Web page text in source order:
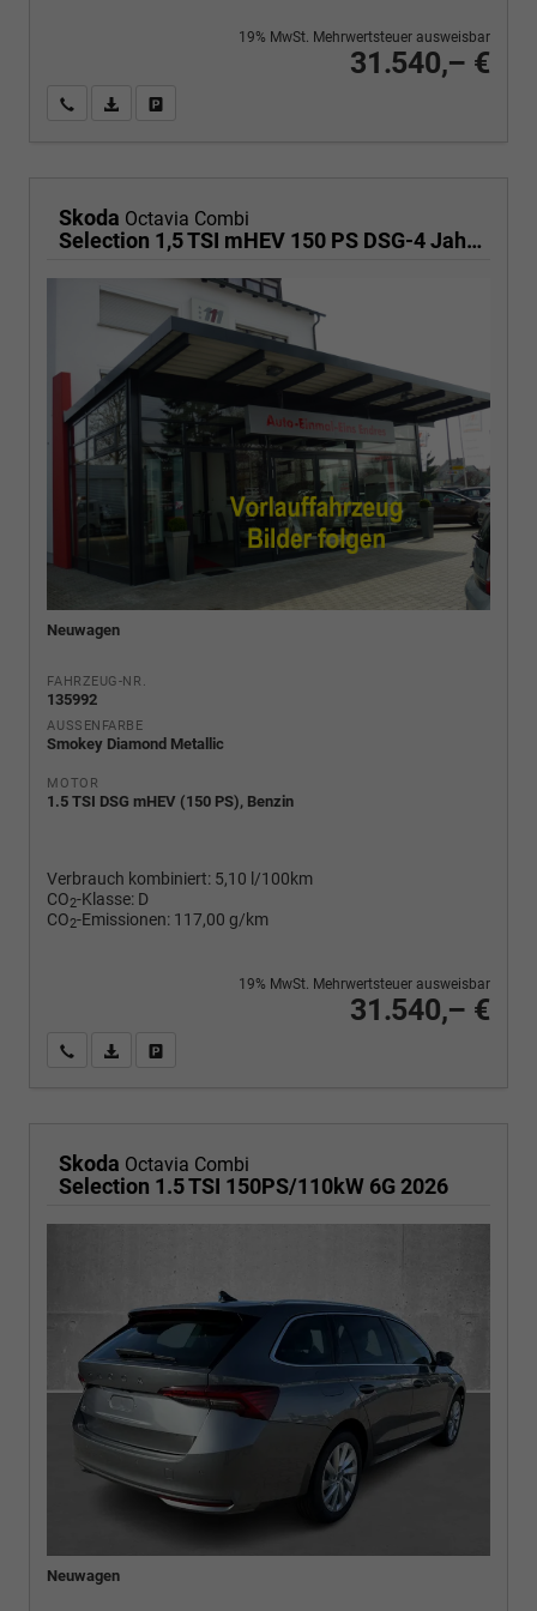
31.540,– €
19% MwSt. Mehrwertsteuer ausweisbar
Wir rufen Sie anPDF-Fahrzeugexposé drucken
Skoda Octavia Combi
Selection 1,5 TSI mHEV 150 PS DSG-4 Jahre Garantie-Anhängerkupplung schwenkbar-PDC vorne und hinten-Sitzheizung-Smart Link
Neuwagen
FAHRZEUG-NR.
135992
AUSSENFARBE
Smokey Diamond Metallic
MOTOR
1.5 TSI DSG mHEV (150 PS), Benzin
Verbrauch kombiniert: 5,10 l/100km
CO2-Klasse: D
CO2-Emissionen: 117,00 g/km
31.540,– €
19% MwSt. Mehrwertsteuer ausweisbar
Wir rufen Sie anPDF-Fahrzeugexposé drucken
Skoda Octavia Combi
Selection 1.5 TSI 150PS/110kW 6G 2026
Neuwagen